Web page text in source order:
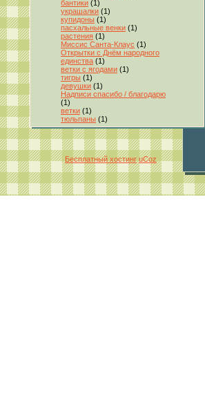
бантики (1)
украшалки (1)
купидоны (1)
пасхальные венки (1)
растения (1)
Миссис Санта-Клаус (1)
Открытки с Днём народного
единства (1)
ветки с ягодами (1)
тигры (1)
девушки (1)
Надписи спасибо / благодарю
(1)
ветки (1)
тюльпаны (1)
Бесплатный хостинг uCoz